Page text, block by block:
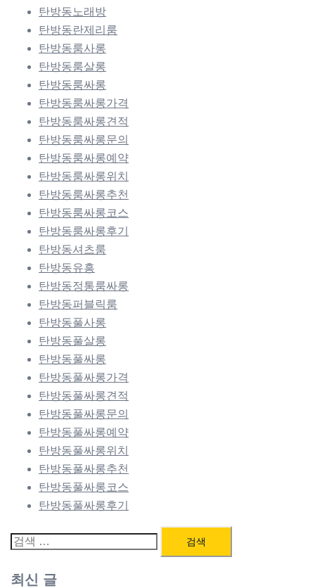
탄방동노래방
탄방동란제리룸
탄방동룸사롱
탄방동룸살롱
탄방동룸싸롱
탄방동룸싸롱가격
탄방동룸싸롱견적
탄방동룸싸롱문의
탄방동룸싸롱예약
탄방동룸싸롱위치
탄방동룸싸롱추천
탄방동룸싸롱코스
탄방동룸싸롱후기
탄방동셔츠룸
탄방동유흥
탄방동정통룸싸롱
탄방동퍼블릭룸
탄방동풀사롱
탄방동풀살롱
탄방동풀싸롱
탄방동풀싸롱가격
탄방동풀싸롱견적
탄방동풀싸롱문의
탄방동풀싸롱예약
탄방동풀싸롱위치
탄방동풀싸롱추천
탄방동풀싸롱코스
탄방동풀싸롱후기
검
최신 글